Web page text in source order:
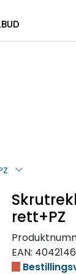
rett+PZ
EAN: